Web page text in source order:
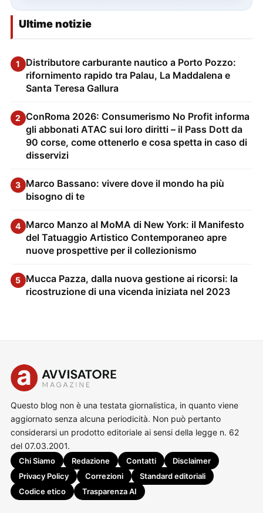
Ultime notizie
1
Distributore carburante nautico a Porto Pozzo:
rifornimento rapido tra Palau, La Maddalena e
Santa Teresa Gallura
2 ConRoma 2026: Consumerismo No Profit informa
gli abbonati ATAC sui loro diritti – il Pass Dott da
90 corse, come ottenerlo e cosa spetta in caso di
disservizi
3 Marco Bassano: vivere dove il mondo ha più
bisogno di te
4 Marco Manzo al MoMA di New York: il Manifesto
del Tatuaggio Artistico Contemporaneo apre
nuove prospettive per il collezionismo
5 Mucca Pazza, dalla nuova gestione ai ricorsi: la
ricostruzione di una vicenda iniziata nel 2023
Questo blog non è una testata giornalistica, in quanto viene
aggiornato senza alcuna periodicità. Non può pertanto
considerarsi un prodotto editoriale ai sensi della legge n. 62
del 07.03.2001.
Chi Siamo Redazione Contatti
Disclaimer
Privacy Policy
Correzioni
Standard editoriali
Codice etico
Trasparenza AI